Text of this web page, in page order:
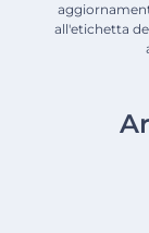
all'etichetta